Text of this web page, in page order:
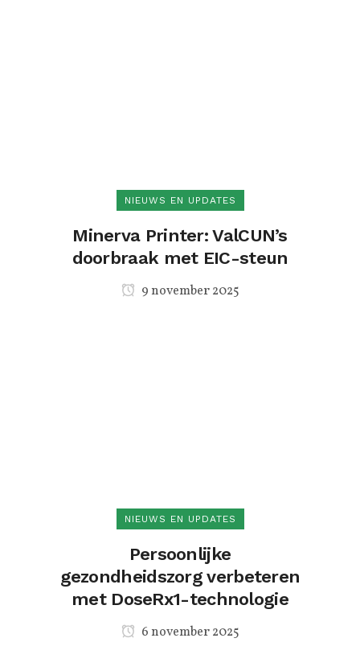
NIEUWS EN UPDATES
Minerva Printer: ValCUN’s
doorbraak met EIC-steun
9 november 2025
NIEUWS EN UPDATES
Persoonlijke
gezondheidszorg verbeteren
met DoseRx1-technologie
6 november 2025